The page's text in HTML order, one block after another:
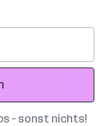
– sonst nichts!